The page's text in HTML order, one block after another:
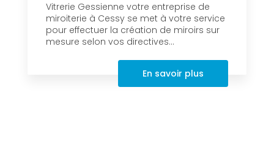
Vitrerie Gessienne votre entreprise de
miroiterie à Cessy se met à votre service
pour effectuer la création de miroirs sur
mesure selon vos directives...
En savoir plus